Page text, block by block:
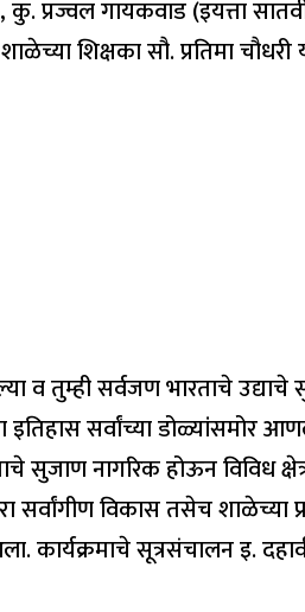
प्रज्वल गायकवाड (इयत्ता
शिक्षका सौ. प्रतिमा चौधरी
व तुम्ही सर्वजण भारताचे
इतिहास सर्वांच्या
सुजाण नागरिक होऊन विविध
सर्वांगीण विकास तसेच शाळेच्या
सूत्रसंचालन इ.